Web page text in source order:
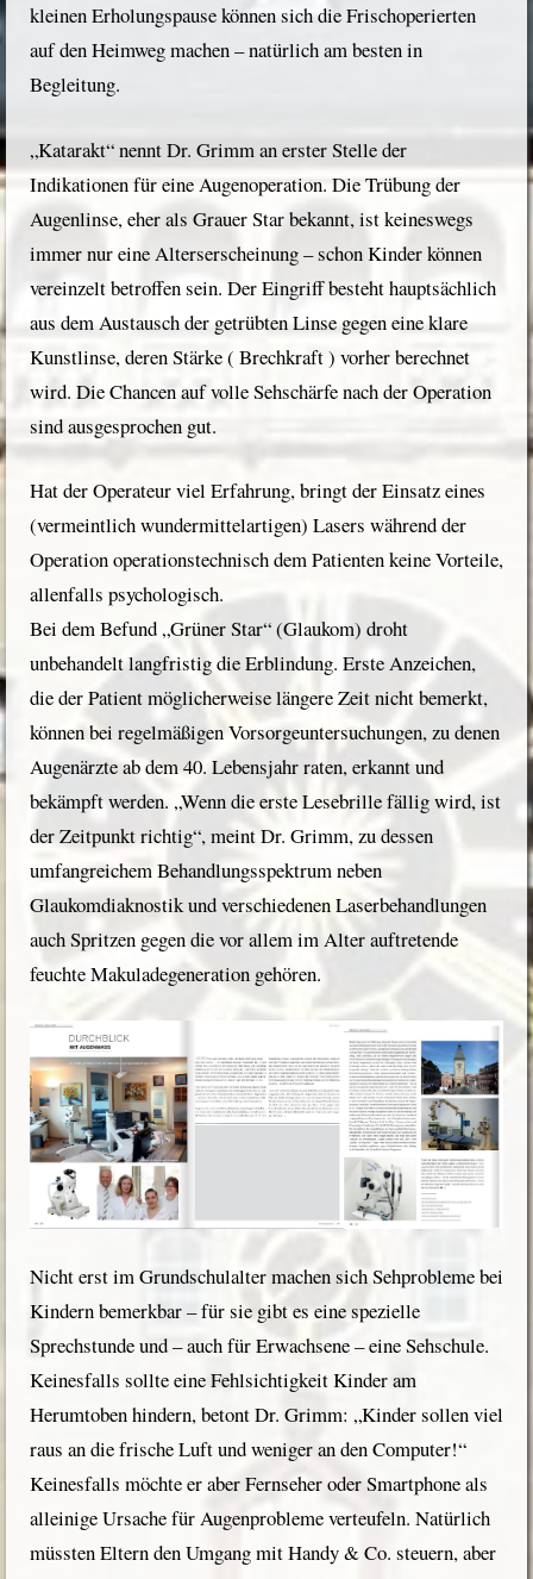
kleinen Erholungspause können sich die Frischoperierten
auf den Heimweg machen – natürlich am besten in
Begleitung.
„Katarakt“ nennt Dr. Grimm an erster Stelle der
Indikationen für eine Augenoperation. Die Trübung der
Augenlinse, eher als Grauer Star bekannt, ist keineswegs
immer nur eine Alterserscheinung – schon Kinder können
vereinzelt betroffen sein. Der Eingriff besteht hauptsächlich
aus dem Austausch der getrübten Linse gegen eine klare
Kunstlinse, deren Stärke ( Brechkraft ) vorher berechnet
wird. Die Chancen auf volle Sehschärfe nach der Operation
sind ausgesprochen gut.
Hat der Operateur viel Erfahrung, bringt der Einsatz eines
(vermeintlich wundermittelartigen) Lasers während der
Operation operationstechnisch dem Patienten keine Vorteile,
allenfalls psychologisch.
Bei dem Befund „Grüner Star“ (Glaukom) droht
unbehandelt langfristig die Erblindung. Erste Anzeichen,
die der Patient möglicherweise längere Zeit nicht bemerkt,
können bei regelmäßigen Vorsorgeuntersuchungen, zu denen
Augenärzte ab dem 40. Lebensjahr raten, erkannt und
bekämpft werden. „Wenn die erste Lesebrille fällig wird, ist
der Zeitpunkt richtig“, meint Dr. Grimm, zu dessen
umfangreichem Behandlungsspektrum neben
Glaukomdiaknostik und verschiedenen Laserbehandlungen
auch Spritzen gegen die vor allem im Alter auftretende
feuchte Makuladegeneration gehören.
Nicht erst im Grundschulalter machen sich Sehprobleme bei
Kindern bemerkbar – für sie gibt es eine spezielle
Sprechstunde und – auch für Erwachsene – eine Sehschule.
Keinesfalls sollte eine Fehlsichtigkeit Kinder am
Herumtoben hindern, betont Dr. Grimm: „Kinder sollen viel
raus an die frische Luft und weniger an den Computer!“
Keinesfalls möchte er aber Fernseher oder Smartphone als
alleinige Ursache für Augenprobleme verteufeln. Natürlich
müssten Eltern den Umgang mit Handy & Co. steuern, aber